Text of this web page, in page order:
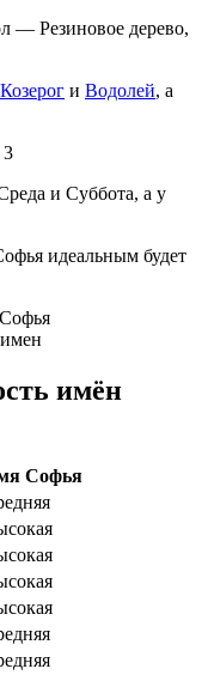
— Резиновое дерево,
Козерог и Водолей, а
и Суббота, а у
идеальным будет
имён
Софья